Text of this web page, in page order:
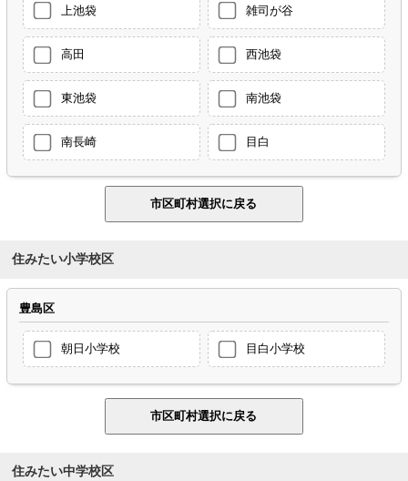
上池袋 雑司が谷
高田 西池袋
東池袋 南池袋
南長崎 目白
住みたい小学校区
豊島区
朝日小学校 目白小学校
住みたい中学校区